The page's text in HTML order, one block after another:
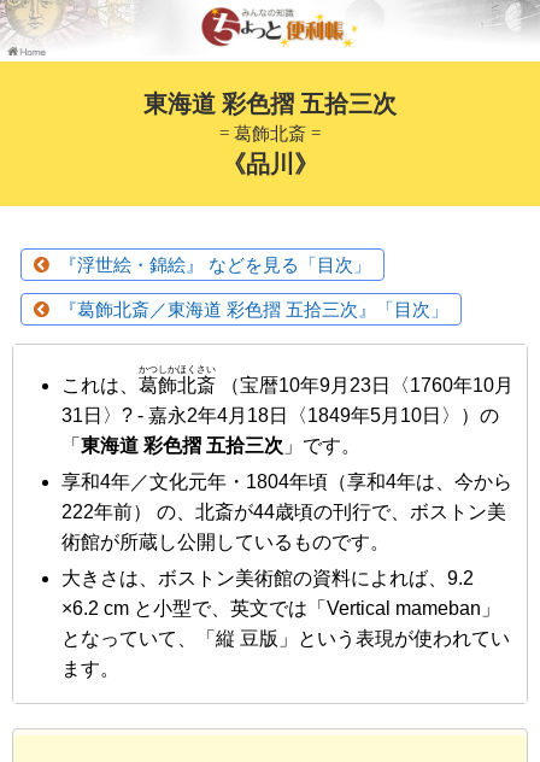
東海道 彩色摺 五拾三次
= 葛飾北斎 =
《品川》
『浮世絵・錦絵』 などを見る「目次」
『葛飾北斎／東海道 彩色摺 五拾三次』「目次」
これは、 葛飾北斎
かつしかほくさい
（宝暦10年9月23日〈1760年10月
31日〉? - 嘉永2年4月18日〈1849年5月10日〉）の
「 東海道 彩色摺 五拾三次 」です。
享和4年／文化元年・1804年頃 （享和4年は、今から
222年前） の、北斎が44歳頃の刊行で、ボストン美
術館が所蔵し公開しているものです。
大きさは、ボストン美術館の資料によれば、9.2
×6.2 cm と小型で、英文では「Vertical mameban」
となっていて、「縦 豆版」という表現が使われてい
ます。